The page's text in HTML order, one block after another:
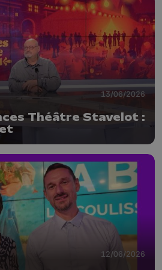
13/06/2026
Théâtre Stavelot :
12/06/2026